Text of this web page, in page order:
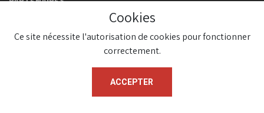
© JazzInBelgium 2026 ( Version 1.1.2)
Cookies
Ce site nécessite l'autorisation de cookies pour fonctionner
correctement.
ACCEPTER